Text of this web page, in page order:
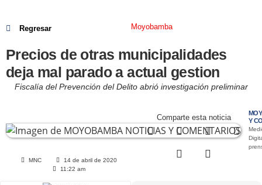
Regresar Moyobamba
Precios de otras municipalidades
deja mal parado a actual gestion
Fiscalía del Prevención del Delito abrió investigación preliminar
Y
MNC
14 de abril de 2020
11:22 am
Comparte esta noticia